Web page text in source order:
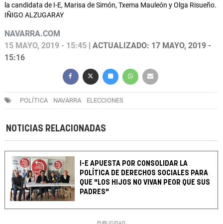
la candidata de I-E, Marisa de Simón, Txema Mauleón y Olga Risueño.
IÑIGO ALZUGARAY
NAVARRA.COM
15 MAYO, 2019 - 15:45 | ACTUALIZADO: 17 MAYO, 2019 -
15:16
POLÍTICA NAVARRA ELECCIONES
NOTICIAS RELACIONADAS
I-E APUESTA POR CONSOLIDAR LA
POLÍTICA DE DERECHOS SOCIALES PARA
QUE "LOS HIJOS NO VIVAN PEOR QUE SUS
PADRES"